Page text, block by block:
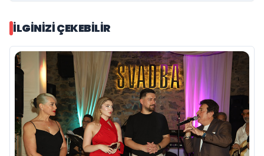
İLGINIZI ÇEKEBILIR